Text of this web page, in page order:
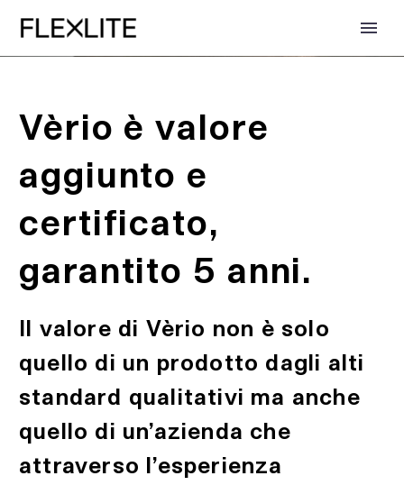
Vèrio è valore
aggiunto e
certificato,
garantito 5 anni.
Il valore di Vèrio non è solo
quello di un prodotto dagli alti
standard qualitativi ma anche
quello di un’azienda che
attraverso l’esperienza